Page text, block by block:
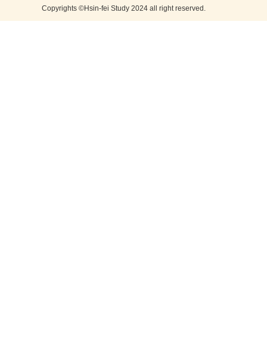
Copyrights ©Hsin-fei Study 2024 all right reserved.